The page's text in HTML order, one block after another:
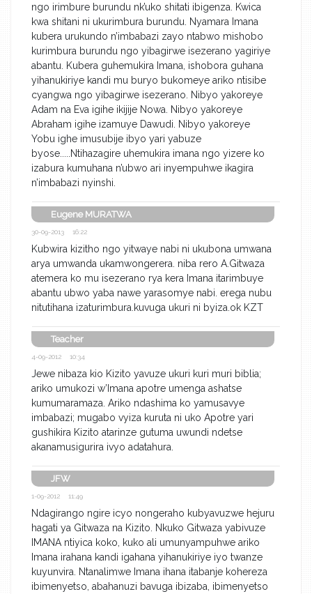
ngo irimbure burundu nk’uko shitati ibigenza. Kwica
kwa shitani ni ukurimbura burundu. Nyamara Imana
kubera urukundo n’imbabazi zayo ntabwo mishobo
kurimbura burundu ngo yibagirwe isezerano yagiriye
abantu. Kubera guhemukira Imana, ishobora guhana
yihanukiriye kandi mu buryo bukomeye ariko ntisibe
cyangwa ngo yibagirwe isezerano. Nibyo yakoreye
Adam na Eva igihe ikijije Nowa. Nibyo yakoreye
Abraham igihe izamuye Dawudi. Nibyo yakoreye
Yobu ighe imusubije ibyo yari yabuze
byose.....Ntihazagire uhemukira imana ngo yizere ko
izabura kumuhana n’ubwo ari inyempuhwe ikagira
n’imbabazi nyinshi.
Eugene MURATWA
30-09-2013 16:22
Kubwira kizitho ngo yitwaye nabi ni ukubona umwana
arya umwanda ukamwongerera. niba rero A.Gitwaza
atemera ko mu isezerano rya kera Imana itarimbuye
abantu ubwo yaba nawe yarasomye nabi. erega nubu
nitutihana izaturimbura.kuvuga ukuri ni byiza.ok KZT
Teacher
4-09-2012 10:34
Jewe nibaza kio Kizito yavuze ukuri kuri muri biblia;
ariko umukozi w’Imana apotre umenga ashatse
kumumaramaza. Ariko ndashima ko yamusavye
imbabazi; mugabo vyiza kuruta ni uko Apotre yari
gushikira Kizito atarinze gutuma uwundi ndetse
akanamusigurira ivyo adatahura.
JFW
1-09-2012 11:49
Ndagirango ngire icyo nongeraho kubyavuzwe hejuru
hagati ya Gitwaza na Kizito. Nkuko Gitwaza yabivuze
IMANA ntiyica koko, kuko ali umunyampuhwe ariko
Imana irahana kandi igahana yihanukiriye iyo twanze
kuyunvira. Ntanalimwe Imana ihana itabanje kohereza
ibimenyetso, abahanuzi bavuga ibizaba, ibimenyetso